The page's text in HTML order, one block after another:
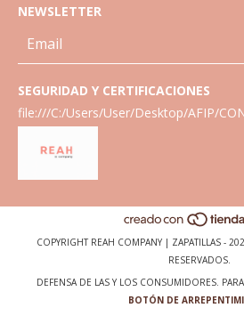
NEWSLETTER
SEGURIDAD Y CERTIFICACIONES
file:///C:/Users/User/Desktop/AFIP/
COPYRIGHT REAH COMPANY | ZAPATILLAS -
RESERVADOS.
DEFENSA DE LAS Y LOS CONSUMIDORES.
BOTÓN DE